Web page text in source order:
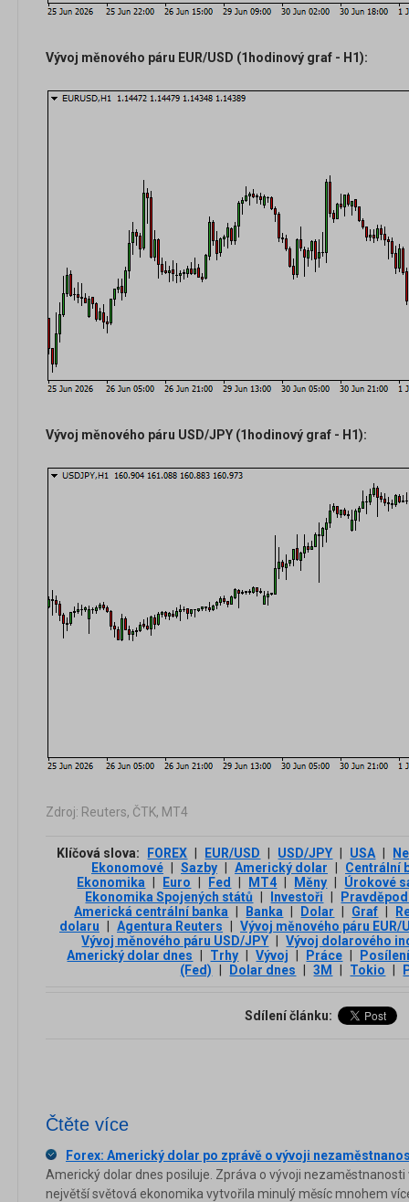
Vývoj měnového páru EUR/USD (1hodinový graf - H1):
Vývoj měnového páru USD/JPY (1hodinový graf - H1):
Zdroj: Reuters, ČTK, MT4
Klíčová slova: FOREX EUR/USD USD/JPY USA
Ekonomové
Sazby Americký dolar
Centrální
Ekonomika
Euro Fed MT4 Měny
Úrokové
Ekonomika Spojených států
Investoři
Americká centrální banka
Banka Dolar Graf
dolaru
Agentura Reuters
Vývoj měnového páru EUR/
Vývoj měnového páru USD/JPY
Vývoj dolarového
Americký dolar dnes
Trhy Vývoj Práce
(Fed)
Dolar dnes 3М Tokio
Sdílení článku:
Čtěte více
Forex: Americký dolar po zprávě o vývoji
Americký dolar dnes posiluje. Zpráva o vývoji
největší světová ekonomika vytvořila minulý měsíc mnohem